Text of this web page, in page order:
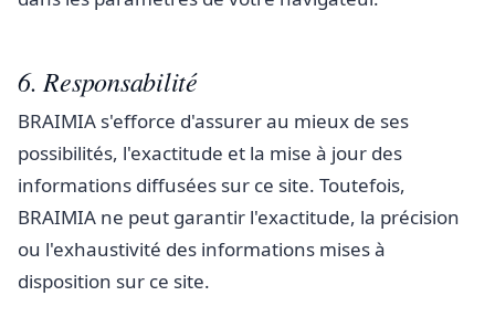
6. Responsabilité
BRAIMIA s'efforce d'assurer au mieux de ses
possibilités, l'exactitude et la mise à jour des
informations diffusées sur ce site. Toutefois,
BRAIMIA ne peut garantir l'exactitude, la précision
ou l'exhaustivité des informations mises à
disposition sur ce site.